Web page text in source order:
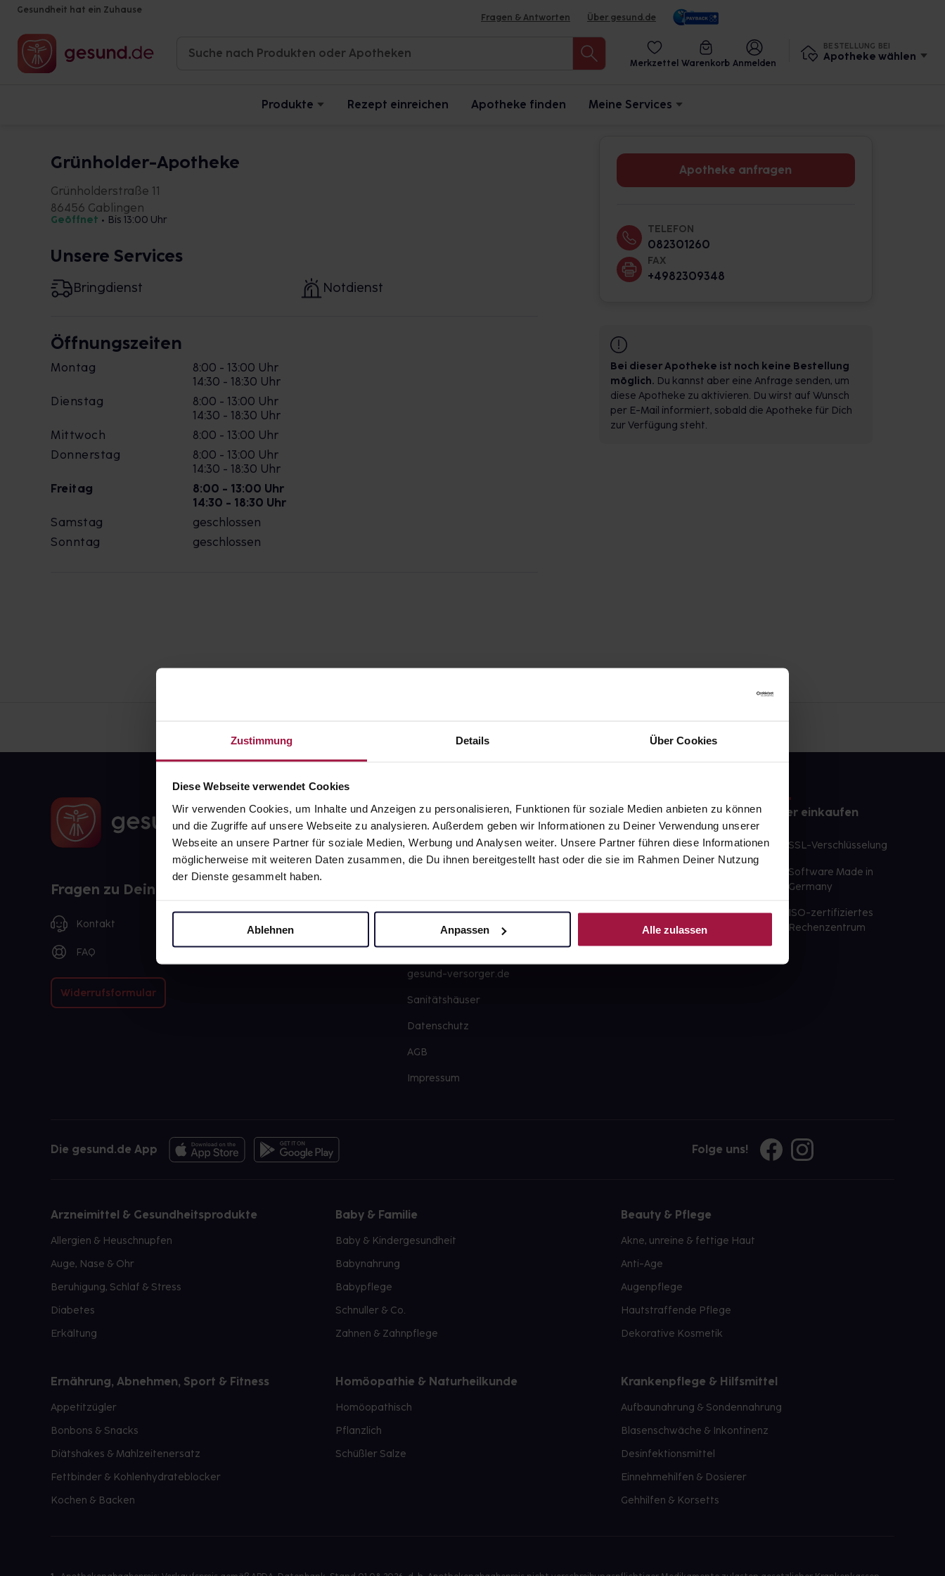
Zustimmung Details Über Cookies
Diese Webseite verwendet Cookies
Wir verwenden Cookies, um Inhalte und Anzeigen zu personalisieren, Funktionen für soziale Medien anbieten zu können
und die Zugriffe auf unsere Webseite zu analysieren. Außerdem geben wir Informationen zu Deiner Verwendung unserer
Webseite an unsere Partner für soziale Medien, Werbung und Analysen weiter. Unsere Partner führen diese Informationen
möglicherweise mit weiteren Daten zusammen, die Du ihnen bereitgestellt hast oder die sie im Rahmen Deiner Nutzung
der Dienste gesammelt haben.
Ablehnen Anpassen Alle zulassen
Gesundheit hat ein Zuhause
Fragen & Antworten Über gesund.de
Merkzettel Warenkorb Anmelden
BESTELLUNG BEI
Apotheke wählen
Produkte Rezept einreichen Apotheke finden Meine Services
Grünholder-Apotheke
Grünholderstraße 11
86456 Gablingen
Geöffnet • Bis 13:00 Uhr
Unsere Services
Bringdienst Notdienst
Öffnungszeiten
Montag
8:00 - 13:00 Uhr
14:30 - 18:30 Uhr
Dienstag
8:00 - 13:00 Uhr
14:30 - 18:30 Uhr
Mittwoch
8:00 - 13:00 Uhr
Donnerstag
8:00 - 13:00 Uhr
14:30 - 18:30 Uhr
Freitag
8:00 - 13:00 Uhr
14:30 - 18:30 Uhr
Samstag
geschlossen
Sonntag
geschlossen
Apotheke anfragen
TELEFON
082301260
FAX
+4982309348
Bei dieser Apotheke ist noch keine Bestellung
möglich. Du kannst aber eine Anfrage senden, um
diese Apotheke zu aktivieren. Du wirst auf Wunsch
per E-Mail informiert, sobald die Apotheke für Dich
zur Verfügung steht.
Fragen zu Deiner Bestellung?
Kontakt
FAQ
Widerrufsformular
gesund.de
Über uns
PAYBACK
gesund-versorger.de
Sanitätshäuser
Datenschutz
AGB
Impressum
Unsere Vorteile
Ausgewählte Wunschprodukte
sofort abholbereit
Freie Wahl der Apotheke
Sicher einkaufen
SSL-Verschlüsselung
Software Made in
Germany
ISO-zertifiziertes
Rechenzentrum
Die gesund.de App Folge uns!
Arzneimittel & Gesundheitsprodukte
Allergien & Heuschnupfen
Auge, Nase & Ohr
Beruhigung, Schlaf & Stress
Diabetes
Erkältung
Baby & Familie
Baby & Kindergesundheit
Babynahrung
Babypflege
Schnuller & Co.
Zahnen & Zahnpflege
Beauty & Pflege
Akne, unreine & fettige Haut
Anti-Age
Augenpflege
Hautstraffende Pflege
Dekorative Kosmetik
Ernährung, Abnehmen, Sport & Fitness
Appetitzügler
Bonbons & Snacks
Diätshakes & Mahlzeitenersatz
Fettbinder & Kohlenhydrateblocker
Kochen & Backen
Homöopathie & Naturheilkunde
Homöopathisch
Pflanzlich
Schüßler Salze
Krankenpflege & Hilfsmittel
Aufbaunahrung & Sondennahrung
Blasenschwäche & Inkontinenz
Desinfektionsmittel
Einnehmehilfen & Dosierer
Gehhilfen & Korsetts